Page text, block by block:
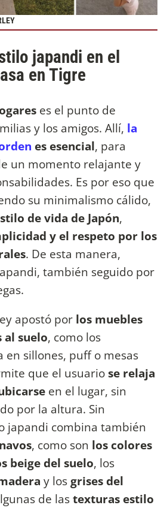
japandi en el
en Tigre
es el punto de
y los amigos. Allí, la
es esencial, para
un momento relajante y
Es por eso que
su minimalismo cálido,
de vida de Japón,
y el respeto por los
. De esta manera,
también seguido por
apostó por los muebles
al suelo, como los
en sillones, puff o mesas
que el usuariose relaja
en el lugar, sin
por la altura. Sin
japandi combina también
, como son los colores
beige del suelo, los
y losgrises del
de lastexturas estilo